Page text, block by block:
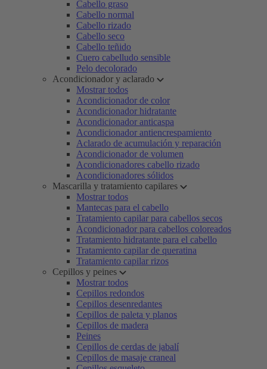
Cabello graso
Cabello normal
Cabello rizado
Cabello seco
Cabello teñido
Cuero cabelludo sensible
Pelo decolorado
Acondicionador y aclarado
Mostrar todos
Acondicionador de color
Acondicionador hidratante
Acondicionador anticaspa
Acondicionador antiencrespamiento
Aclarado de acumulación y reparación
Acondicionador de volumen
Acondicionadores cabello rizado
Acondicionadores sólidos
Mascarilla y tratamiento capilares
Mostrar todos
Mantecas para el cabello
Tratamiento capilar para cabellos secos
Acondicionador para cabellos coloreados
Tratamiento hidratante para el cabello
Tratamiento capilar de queratina
Tratamiento capilar rizos
Cepillos y peines
Mostrar todos
Cepillos redondos
Cepillos desenredantes
Cepillos de paleta y planos
Cepillos de madera
Peines
Cepillos de cerdas de jabalí
Cepillos de masaje craneal